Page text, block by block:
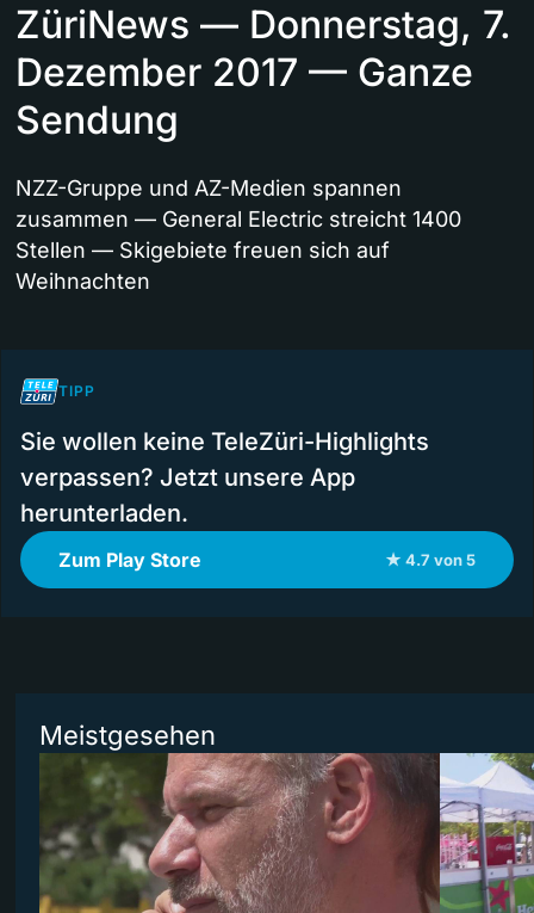
ZüriNews — Donnerstag, 7.
Dezember 2017 — Ganze
Sendung
NZZ-Gruppe und AZ-Medien spannen
zusammen — General Electric streicht 1400
Stellen — Skigebiete freuen sich auf
Weihnachten
TIPP
Sie wollen keine TeleZüri-Highlights
verpassen? Jetzt unsere App
herunterladen.
Zum Play Store ★ 4.7 von 5
Meistgesehen